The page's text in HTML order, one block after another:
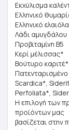
Εκχύλισμα
Ελληνικό
Ελληνικό
Λάδι αμυγδάλου
Προβιταμίνη B5
Κερί μέλισσας*
Βούτυρο καριτέ*
Scardica*,
Perfoliata*,
Η επιλογή των
προϊόντων μας
βασίζεται στην